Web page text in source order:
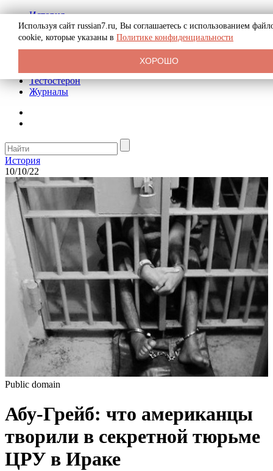
История
Биография
Криминал
Реклама на сайте
Тестостерон
Журналы
История
10/10/22
Public domain
Абу-Грейб: что американцы
творили в секретной тюрьме
ЦРУ в Ираке
Используя сайт russian7.ru, Вы соглашаетесь с использованием
cookie, которые указаны в Политике конфиденциальности
ХОРОШО